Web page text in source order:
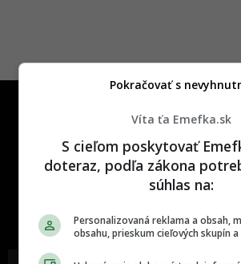
One time najzábavnejšie
najzabávnejšie miesto na
Víta ťa Emefka.sk
S cieľom poskytovať
doteraz, podľa zákona
súhlas na:
Personalizovaná reklama a obsah,
obsahu, prieskum cieľových skupín a
Pokračovať s